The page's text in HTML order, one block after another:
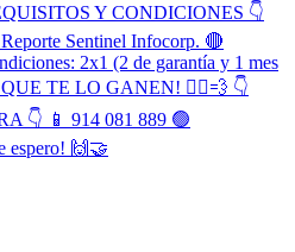
Y CONDICIONES 👇
Sentinel Infocorp. 🔴
2x1 (2 de garantía y 1 mes
TE LO GANEN! 🏃‍♂️💨 👇
👇 📱 914 081 889 🟢
espero! 🙌🤝